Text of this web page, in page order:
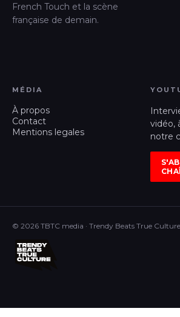
French Touch et la scène
française de demain.
MÉDIA
À propos
Contact
Mentions legales
vidéo,
notre
© 2026 TBTC media · Trendy Beats True